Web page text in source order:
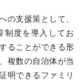
の支援策として、
制度を導入してお
ることができる形
複数の自治体が当
明できるファミリ